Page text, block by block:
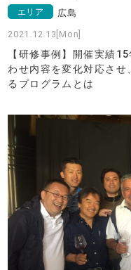
エリア 広島
2021.12.13[Mon]
【研修事例】開催実績
わせ内容を変化対応さ
るプログラムとは